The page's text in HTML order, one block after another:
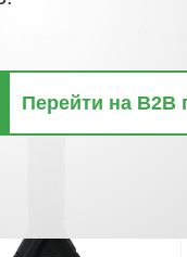
Перейти на B2B